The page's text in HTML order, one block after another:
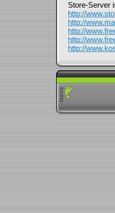
Store-Server
http://
http://
http://
http://
http://